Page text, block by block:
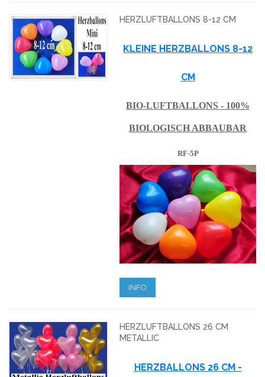
HERZLUFTBALLONS 8-12 CM
KLEINE HERZBALLONS 8-12
CM
BIO-LUFTBALLONS - 100%
BIOLOGISCH ABBAUBAR
RF-5P
INFO
HERZLUFTBALLONS 26 CM
METALLIC
HERZBALLONS 26 CM -